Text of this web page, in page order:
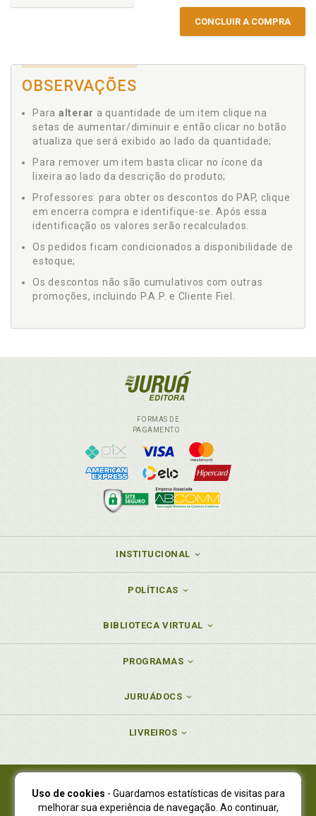
CONCLUIR A COMPRA
OBSERVAÇÕES
Para alterar a quantidade de um item clique na
setas de aumentar/diminuir e então clicar no botão
atualiza que será exibido ao lado da quantidade;
Para remover um item basta clicar no ícone da
lixeira ao lado da descrição do produto;
Professores: para obter os descontos do PAP, clique
em encerra compra e identifique-se. Após essa
identificação os valores serão recalculados.
Os pedidos ficam condicionados a disponibilidade de
estoque;
Os descontos não são cumulativos com outras
promoções, incluindo P.A.P. e Cliente Fiel.
FORMAS DE
PAGAMENTO
INSTITUCIONAL
POLÍTICAS
BIBLIOTECA VIRTUAL
PROGRAMAS
JURUÁDOCS
LIVREIROS
Juruá Editora Ltda., CNPJ 77.535.508/0001-19
Juruá Informática Ltda., CNPJ 01.701.561/0001-80
Uso de cookies - Guardamos estatísticas de visitas para
melhorar sua experiência de navegação. Ao continuar,